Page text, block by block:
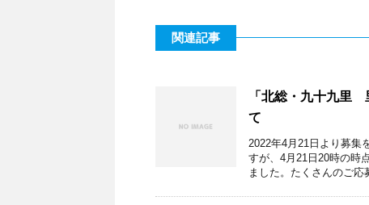
関連記事
「北総・九十九里
て
2022年4月21日より募
すが、4月21日20時の時
ました。たくさんのご応